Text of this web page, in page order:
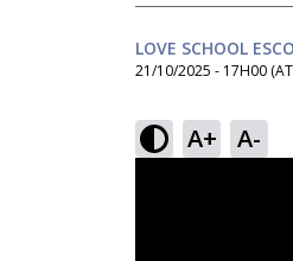
LOVE SCHOOL
21/10/2025 - 17H00
A+ A-